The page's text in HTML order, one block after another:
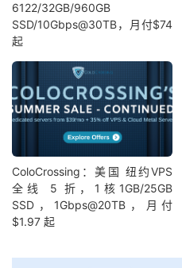
6122/32GB/960GB
SSD/10Gbps@30TB，月付$74
起
ColoCrossing：美国 纽约VPS
全线 5 折，1核1GB/25GB
SSD，1Gbps@20TB，月付
$1.97 起